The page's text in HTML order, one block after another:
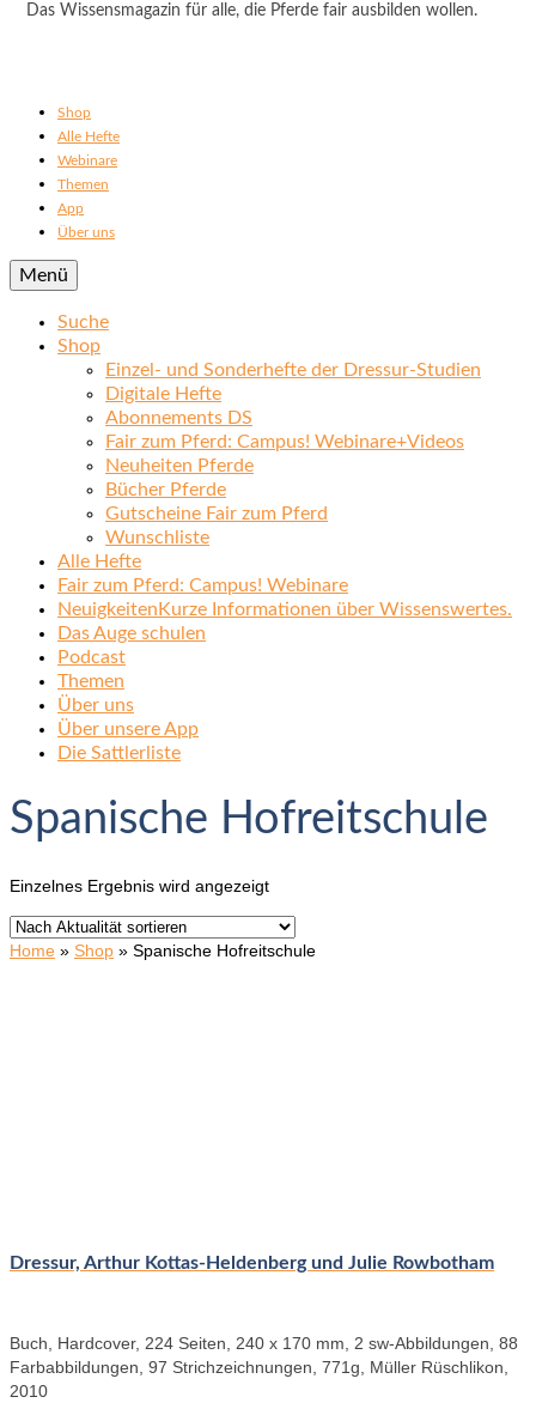
Das Wissensmagazin für alle, die Pferde fair ausbilden wollen.
Shop
Alle Hefte
Webinare
Themen
App
Über uns
Menü
Suche
Shop
Einzel- und Sonderhefte der Dressur-Studien
Digitale Hefte
Abonnements DS
Fair zum Pferd: Campus! Webinare+Videos
Neuheiten Pferde
Bücher Pferde
Gutscheine Fair zum Pferd
Wunschliste
Alle Hefte
Fair zum Pferd: Campus! Webinare
Neuigkeiten Kurze Informationen über Wissenswertes.
Das Auge schulen
Podcast
Themen
Über uns
Über unsere App
Die Sattlerliste
Spanische Hofreitschule
Einzelnes Ergebnis wird angezeigt
Home » Shop » Spanische Hofreitschule
Dressur, Arthur Kottas-Heldenberg und Julie Rowbotham
Buch, Hardcover, 224 Seiten, 240 x 170 mm, 2 sw-Abbildungen, 88
Farbabbildungen, 97 Strichzeichnungen, 771g, Müller Rüschlikon,
2010